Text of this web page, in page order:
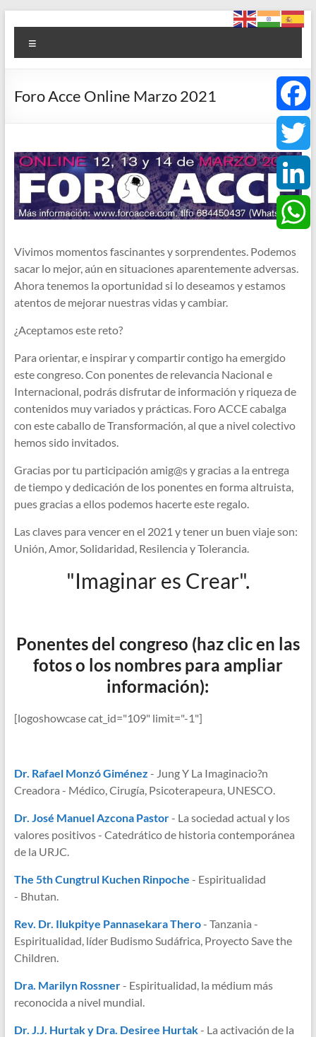
contenido
Foro
ACCE
+
Ciencia
+
Espiritualidad
Foro Acce Online Marzo 2021
Vivimos momentos fascinantes y sorprendentes. Podemos
sacar lo mejor, aún en situaciones aparentemente adversas.
Ahora tenemos la oportunidad si lo deseamos y estamos
atentos de mejorar nuestras vidas y cambiar.
¿Aceptamos este reto?
Para orientar, e inspirar y compartir contigo ha emergido
este congreso. Con ponentes de relevancia Nacional e
Internacional, podrás disfrutar de información y riqueza de
contenidos muy variados y prácticas. Foro ACCE cabalga
con este caballo de Transformación, al que a nivel colectivo
hemos sido invitados.
Gracias por tu participación amig@s y gracias a la entrega
de tiempo y dedicación de los ponentes en forma altruista,
pues gracias a ellos podemos hacerte este regalo.
Las claves para vencer en el 2021 y tener un buen viaje son:
Unión, Amor, Solidaridad, Resilencia y Tolerancia.
"Imaginar es Crear".
Ponentes del congreso (haz clic en las
fotos o los nombres para ampliar
información):
[logoshowcase cat_id="109" limit="-1"]
Dr. Rafael Monzó Giménez - Jung Y La Imaginacio?n
Creadora - Médico, Cirugía, Psicoterapeura, UNESCO.
Dr. José Manuel Azcona Pastor- La sociedad actual y los
valores positivos - Catedrático de historia contemporánea
de la URJC.
The 5th Cungtrul Kuchen Rinpoche - Espiritualidad
- Bhutan.
Rev. Dr. Ilukpitye Pannasekara Thero- Tanzania -
Espiritualidad, líder Budismo Sudáfrica, Proyecto Save the
Children.
Dra. Marilyn Rossner- Espiritualidad, la médium más
reconocida a nivel mundial.
Dr. J.J. Hurtak y Dra. Desiree Hurtak- La activación de la
F
a
c
e
k
T
w
t
L
n
I
A
p